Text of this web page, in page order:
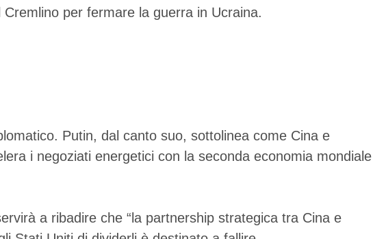
per fermare la guerra in Ucraina.
Putin, dal canto suo, sottolinea come Cina e
i negoziati energetici con la seconda economia mondiale
a ribadire che “la partnership strategica tra Cina e